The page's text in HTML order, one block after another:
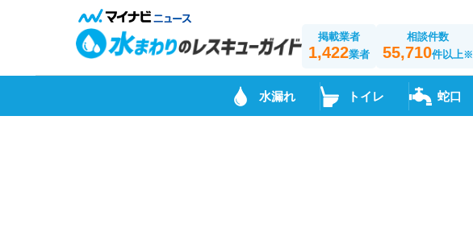
掲載業者
1,422業者
相談件数
55,710件以上※
水漏れ トイレ 蛇口